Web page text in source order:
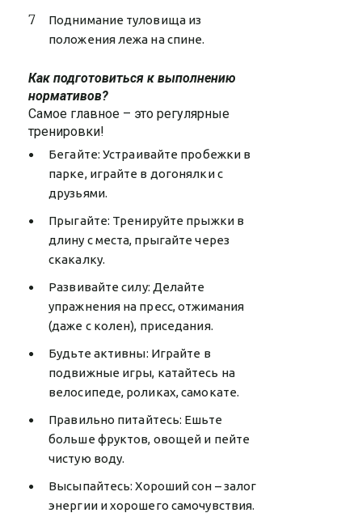
Поднимание туловища из
положения лежа на спине.
Как подготовиться к выполнению
нормативов?
Самое главное – это регулярные
тренировки!
Бегайте: Устраивайте пробежки в
парке, играйте в догонялки с
друзьями.
Прыгайте: Тренируйте прыжки в
длину с места, прыгайте через
скакалку.
Развивайте силу: Делайте
упражнения на пресс, отжимания
(даже с колен), приседания.
Будьте активны: Играйте в
подвижные игры, катайтесь на
велосипеде, роликах, самокате.
Правильно питайтесь: Ешьте
больше фруктов, овощей и пейте
чистую воду.
Высыпайтесь: Хороший сон – залог
энергии и хорошего самочувствия.